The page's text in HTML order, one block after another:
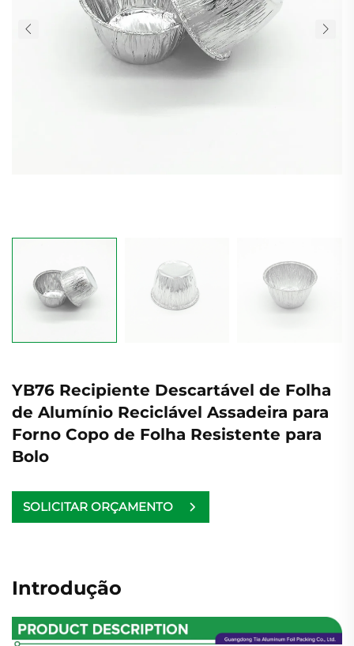
YB76 Recipiente Descartável de Folha
de Alumínio Reciclável Assadeira para
Forno Copo de Folha Resistente para
Bolo
SOLICITAR ORÇAMENTO
Introdução